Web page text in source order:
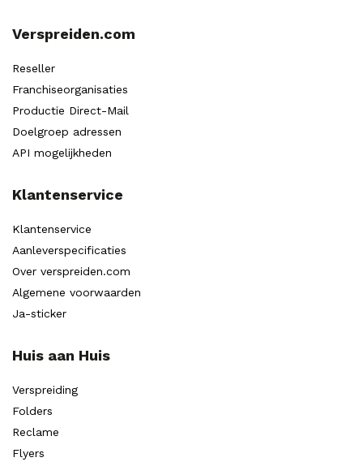
Verspreiden.com
Reseller
Franchiseorganisaties
Productie Direct-Mail
Doelgroep adressen
API mogelijkheden
Klantenservice
Klantenservice
Aanleverspecificaties
Over verspreiden.com
Algemene voorwaarden
Ja-sticker
Huis aan Huis
Verspreiding
Folders
Reclame
Flyers